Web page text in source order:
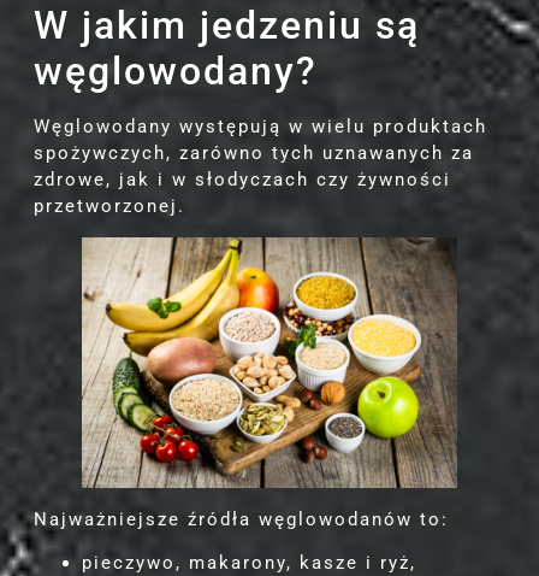
W jakim jedzeniu są
węglowodany?
Węglowodany występują w wielu produktach
spożywczych, zarówno tych uznawanych za
zdrowe, jak i w słodyczach czy żywności
przetworzonej.
Najważniejsze źródła węglowodanów to:
pieczywo, makarony, kasze i ryż,